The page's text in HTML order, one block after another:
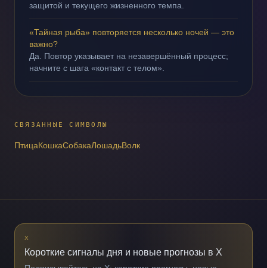
защитой и текущего жизненного темпа.
«Тайная рыба» повторяется несколько ночей — это
важно?
Да. Повтор указывает на незавершённый процесс;
начните с шага «контакт с телом».
СВЯЗАННЫЕ СИМВОЛЫ
ПтицаКошкаСобакаЛошадьВолк
X
Короткие сигналы дня и новые прогнозы в X